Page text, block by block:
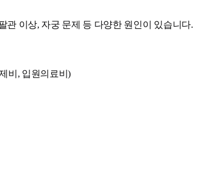
관 이상, 자궁 문제 등 다양한 원인이 있습니다.
비, 입원의료비)